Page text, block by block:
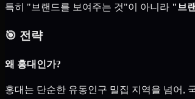
특히 "브랜드를 보여주는 것"이 아니라 "브
🎯 전략
왜 홍대인가?
홍대는 단순한 유동인구 밀집 지역을 넘어,